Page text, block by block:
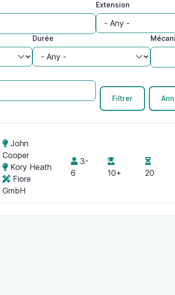
Extension
Durée
John
Cooper
Kory Heath
Fiore
GmbH
3-
6
10+ 20